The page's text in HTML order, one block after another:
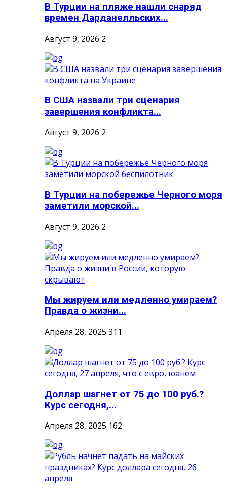
В Турции на пляже нашли снаряд
времен Дарданелльских...
Август 9, 2026 2
В США назвали три сценария
завершения конфликта...
Август 9, 2026 2
В Турции на побережье Черного моря
заметили морской...
Август 9, 2026 2
Мы жируем или медленно умираем?
Правда о жизни...
Апреля 28, 2025 311
Доллар шагнет от 75 до 100 руб.?
Курс сегодня,...
Апреля 28, 2025 162